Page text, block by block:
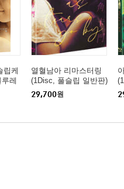
립케
레
열혈남아 리마스터링
(1Disc, 풀슬립 일반판)
: 블루레이
29,700원
: